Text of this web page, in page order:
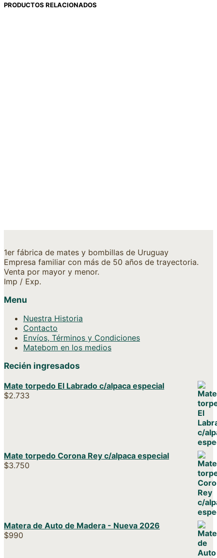
PRODUCTOS RELACIONADOS
1er fábrica de mates y bombillas de Uruguay
Empresa familiar con más de 50 años de trayectoria.
Venta por mayor y menor.
Imp / Exp.
Menu
Nuestra Historia
Contacto
Envíos, Términos y Condiciones
Matebom en los medios
Recién ingresados
Mate torpedo El Labrado c/alpaca especial
$2.733
Mate torpedo Corona Rey c/alpaca especial
$3.750
Matera de Auto de Madera - Nueva 2026
$990